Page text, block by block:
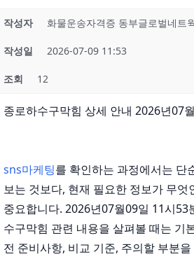
작성자 화물운송자격증 동부글로벌네트
작성일 2026-07-09 11:53
조회 12
종로하수구막힘 상세 안내 2026년07
sns마케팅를 확인하는 과정에서는 단
보는 것보다, 현재 필요한 정보가 무엇
중요합니다. 2026년07월09일 11시53
수구막힘 관련 내용을 살펴볼 때는 기
전 준비사항, 비교 기준, 주의할 부분